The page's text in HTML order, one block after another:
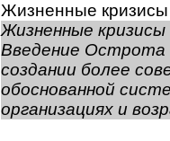
Жизненные кризисы
Жизненные кризисы
Введение Острота
создании более
обоснованной
организациях и